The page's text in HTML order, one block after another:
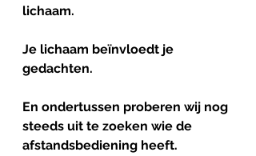
lichaam.
Je lichaam beïnvloedt je
gedachten.
En ondertussen proberen wij nog
steeds uit te zoeken wie de
afstandsbediening heeft.